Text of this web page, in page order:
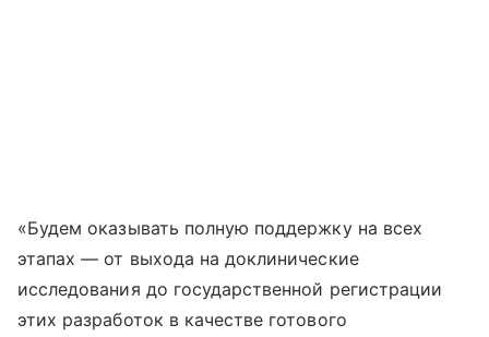
«Будем оказывать полную поддержку на всех
этапах — от выхода на доклинические
исследования до государственной регистрации
этих разработок в качестве готового